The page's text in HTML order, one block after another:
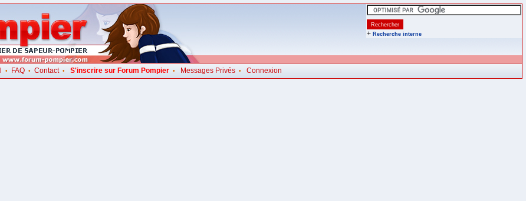
+ Recherche interne
• FAQ• Contact• S'inscrire sur Forum Pompier• Messages Privés• Connexion